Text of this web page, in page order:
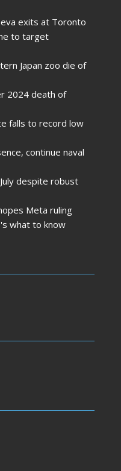
exits at Toronto
to target
Japan zoo die of
2024 death of
falls to record low
continue naval
despite robust
Meta ruling
what to know